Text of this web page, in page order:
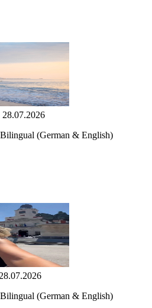
28.07.2026
(German & English)
(German & English)